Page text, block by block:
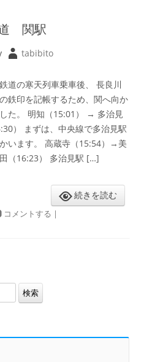
関駅
tabibito
道の寒天列車乗車後、 長良川
鉄印を記帳するため、関へ向か
た。 明知（15:01） → 多治見
） まずは、中央線で多治見駅
います。 高蔵寺（15:54）→美
（16:23） 多治見駅 […]
続きを読む
コメントする |